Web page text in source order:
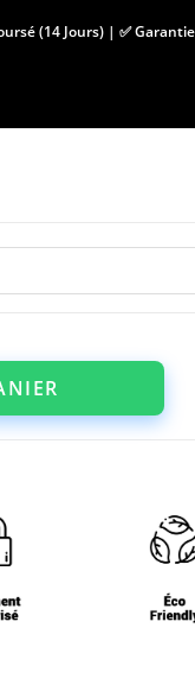
(14 Jours) | ✅